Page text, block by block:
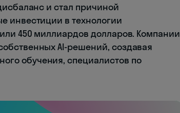
и стал причиной
инвестиции в технологии
450 миллиардов долларов. Компании
AI-решений, создавая
обучения, специалистов по